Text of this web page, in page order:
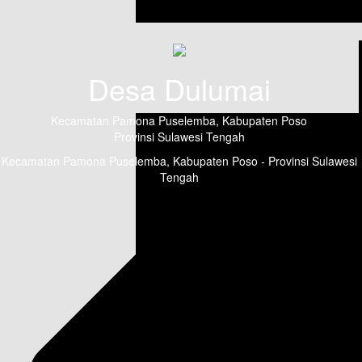
Desa Dulumai
Kecamatan Pamona Puselemba, Kabupaten Poso
Provinsi Sulawesi Tengah
Kecamatan Pamona Puselemba, Kabupaten Poso - Provinsi Sulawesi
Tengah